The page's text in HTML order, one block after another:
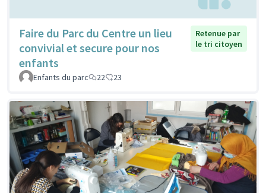
Faire du Parc du Centre un lieu
convivial et secure pour nos
enfants
Retenue par
le tri citoyen
Enfants du parc 22 23